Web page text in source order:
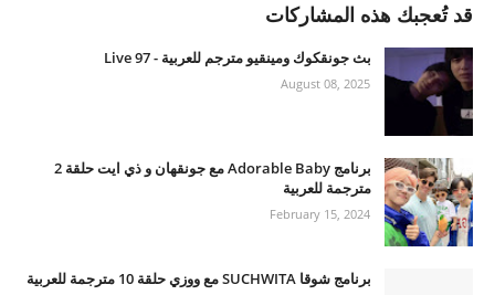
قد تُعجبك هذه المشاركات
بث جونقكوك ومينقيو مترجم للعربية - 97 Live
August 08, 2025
برنامج Adorable Baby مع جونقهان و ذي ايت حلقة 2
مترجمة للعربية
February 15, 2024
برنامج شوقا SUCHWITA مع ووزي حلقة 10 مترجمة للعربية